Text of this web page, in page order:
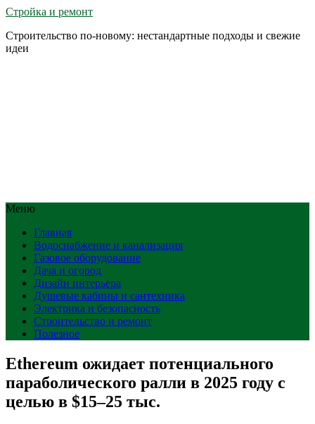
Стройка и ремонт
Строительство по-новому: нестандартные подходы и свежие
идеи
Меню
Главная
Водоснабжение и канализация
Газовое оборудование
Дача и огород
Дизайн интерьера
Душевые кабины и сантехника
Электрика и безопасность
Строительство и ремонт
Полезное
Ethereum ожидает потенциального
параболического ралли в 2025 году с
целью в $15–25 тыс.